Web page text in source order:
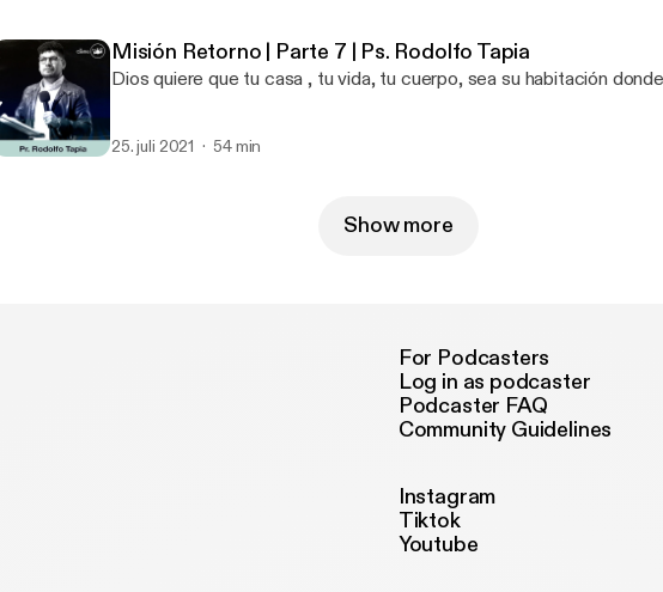
Misión Retorno | Parte 7 | Ps. Rodolfo Tapia
Dios quiere que tu casa , tu vida, tu cuerpo, sea su habitación
25. juli 2021 54 min
Show more
For Podcasters
Log in as podcaster
Podcaster FAQ
Community Guidelines
Instagram
Tiktok
Youtube